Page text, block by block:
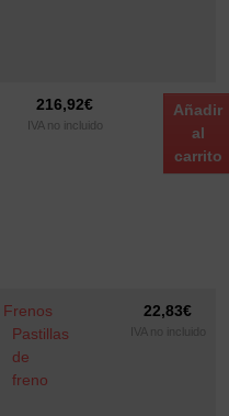
216,92€
IVA no incluido
Añadir
al
carrito
Frenos
Pastillas
de
freno
22,83€
IVA no incluido